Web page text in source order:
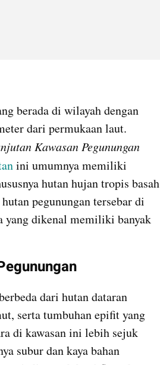
berada di wilayah dengan
dari permukaan laut.
Kawasan Pegunungan
ini umumnya memiliki
hutan hujan tropis basah
pegunungan tersebar di
yang dikenal memiliki banyak
dari hutan dataran
serta tumbuhan epifit yang
di kawasan ini lebih sejuk
subur dan kaya bahan